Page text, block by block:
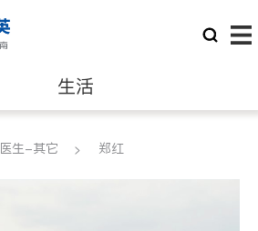
生活
律师
医生-其它 郑红